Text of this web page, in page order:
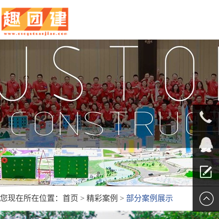
您现在所在位置： 首页 > 精彩案例 > 部分案例展示
010-
QQ客服
留言报